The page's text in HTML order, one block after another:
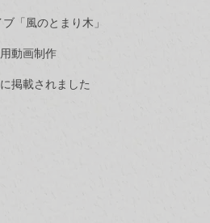
「風のとまり木」
動画制作
掲載されました